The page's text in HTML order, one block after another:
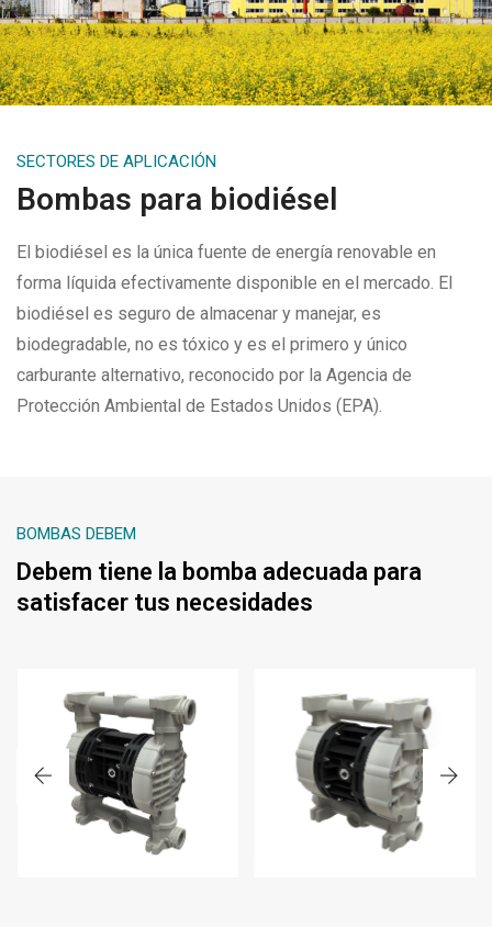
SECTORES DE APLICACIÓN
Bombas para biodiésel
El biodiésel es la única fuente de energía renovable en
forma líquida efectivamente disponible en el mercado. El
biodiésel es seguro de almacenar y manejar, es
biodegradable, no es tóxico y es el primero y único
carburante alternativo, reconocido por la Agencia de
Protección Ambiental de Estados Unidos (EPA).
BOMBAS DEBEM
Debem tiene la bomba adecuada para
satisfacer tus necesidades
BOXER 251 BOXER 100